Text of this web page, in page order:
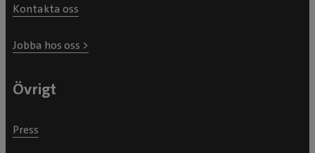
Kontakta oss
Jobba hos oss >
Övrigt
Press